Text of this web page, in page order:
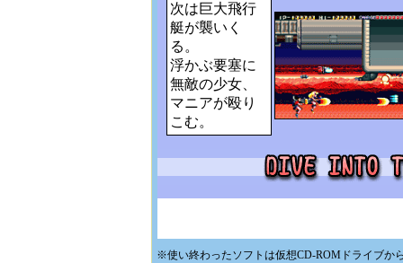
次は巨大飛行
艇が襲いく
る。
浮かぶ要塞に
無敵の少女、
マニアが殴り
こむ。
※使い終わったソフトは仮想CD-ROMドライブか